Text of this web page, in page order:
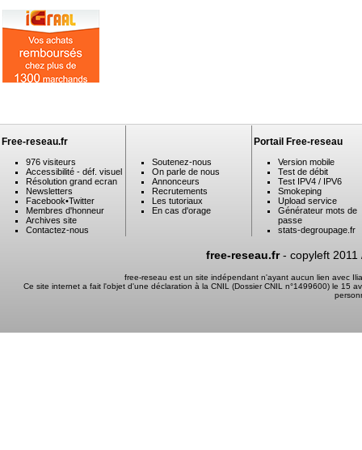
Free-reseau.fr
976 visiteurs
Accessibilité - déf. visuel
Résolution grand ecran
Newsletters
Facebook•Twitter
Membres d'honneur
Archives site
Contactez-nous
Soutenez-nous
On parle de nous
Annonceurs
Recrutements
Les tutoriaux
En cas d'orage
Portail Free-reseau
Version mobile
Test de débit
Test IPV4 / IPV6
Smokeping
Upload service
Générateur mots de
passe
stats-degroupage.fr
free-reseau.fr- copyleft 2011
free-reseau est un site indépendant n'ayant aucun lien avec
Ce site internet a fait l'objet d'une déclaration à la CNIL (Dossier CNIL n°1499600) le 15